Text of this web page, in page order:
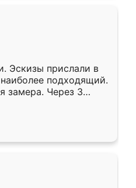
Эскизы прислали в
подходящий.
замера. Через 3
готова. Остались
Ренессанс
работу!